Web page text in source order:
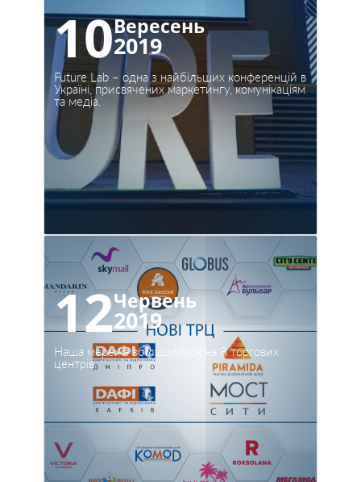
10Вересень
2019
Future Lab – одна з найбільших конференцій в
Україні, присвячених маркетингу, комунікаціям
та медіа.
12Червень
2019
Наша мережа збільшилася на 8 торгових
центрів